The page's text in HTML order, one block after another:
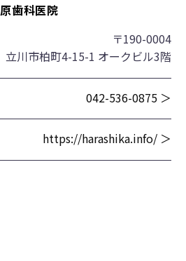
原歯科医院
〒190-0004
立川市柏町4-15-1 オークビル3階
042-536-0875 ＞
https://harashika.info/ ＞